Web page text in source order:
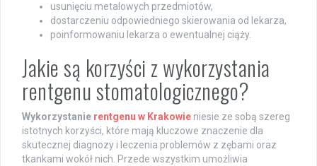
usunięciu metalowych przedmiotów,
dostarczeniu odpowiedniego skierowania od lekarza,
poinformowaniu lekarza o ewentualnej ciąży.
Jakie są korzyści z wykorzystania
rentgenu stomatologicznego?
Wykorzystanie rentgenu w Krakowie niesie ze sobą szereg
istotnych korzyści, które mają kluczowe znaczenie dla
skutecznej diagnozy i leczenia problemów z zębami oraz
tkankami wokół nich. Przede wszystkim umożliwia